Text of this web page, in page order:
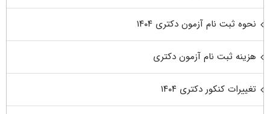
نحوه ثبت نام آزمون دکتری ۱۴۰۴
هزینه ثبت نام آزمون دکتری
تغییرات کنکور دکتری ۱۴۰۴